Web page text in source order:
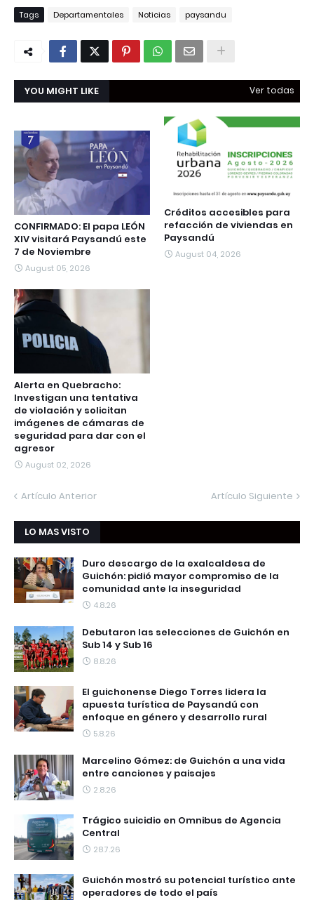
Tags Departamentales Noticias paysandu
YOU MIGHT LIKE Ver todas
CONFIRMADO: El papa LEÓN
XIV visitará Paysandú este
7 de Noviembre
August 05, 2026
Créditos accesibles para
refacción de viviendas en
Paysandú
August 04, 2026
Alerta en Quebracho:
Investigan una tentativa
de violación y solicitan
imágenes de cámaras de
seguridad para dar con el
agresor
August 02, 2026
Artículo Anterior Artículo Siguiente
LO MAS VISTO
Duro descargo de la exalcaldesa de
Guichón: pidió mayor compromiso de la
comunidad ante la inseguridad
4.8.26
Debutaron las selecciones de Guichón en
Sub 14 y Sub 16
8.8.26
El guichonense Diego Torres lidera la
apuesta turística de Paysandú con
enfoque en género y desarrollo rural
5.8.26
Marcelino Gómez: de Guichón a una vida
entre canciones y paisajes
2.8.26
Trágico suicidio en Omnibus de Agencia
Central
28.7.26
Guichón mostró su potencial turístico ante
operadores de todo el país